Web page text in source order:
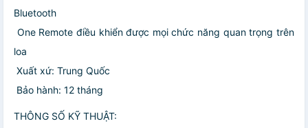
Bluetooth
️ One Remote điều khiển được mọi chức năng quan trọng trên
loa
️ Xuất xứ: Trung Quốc
️ Bảo hành: 12 tháng
THÔNG SỐ KỸ THUẬT: